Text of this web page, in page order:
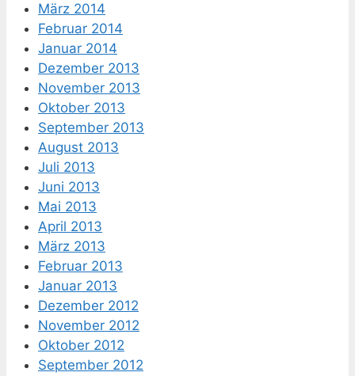
März 2014
Februar 2014
Januar 2014
Dezember 2013
November 2013
Oktober 2013
September 2013
August 2013
Juli 2013
Juni 2013
Mai 2013
April 2013
März 2013
Februar 2013
Januar 2013
Dezember 2012
November 2012
Oktober 2012
September 2012